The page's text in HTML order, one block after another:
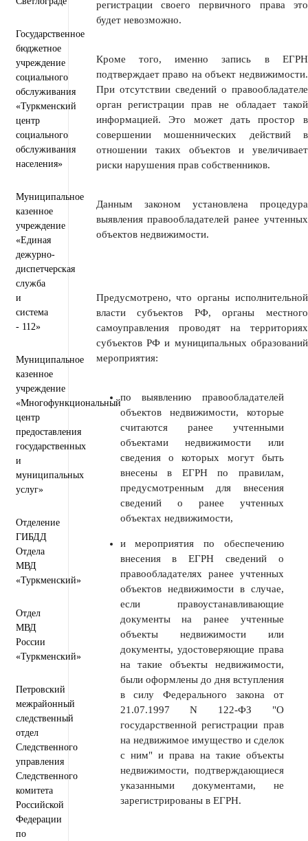
Государственное
бюджетное
учреждение
социального
обслуживания
«Туркменский
центр
социального
обслуживания
населения»
Муниципальное
казенное
учреждение
«Единая
дежурно-
диспетчерская
служба
и
система
- 112»
Муниципальное
казенное
учреждение
«Многофункциональный
центр
предоставления
государственных
и
муниципальных
услуг»
Отделение
ГИБДД
Отдела
МВД
«Туркменский»
Отдел
МВД
России
«Туркменский»
Петровский
межрайонный
следственный
отдел
Следственного
управления
Следственного
комитета
Российской
Федерации
по
регистрации своего первичного права это
будет невозможно.
Кроме того, именно запись в ЕГРН
подтверждает право на объект недвижимости.
При отсутствии сведений о правообладателе
орган регистрации прав не обладает такой
информацией. Это может дать простор в
совершении мошеннических действий в
отношении таких объектов и увеличивает
риски нарушения прав собственников.
Данным законом установлена процедура
выявления правообладателей ранее учтенных
объектов недвижимости.
Предусмотрено, что органы исполнительной
власти субъектов РФ, органы местного
самоуправления проводят на территориях
субъектов РФ и муниципальных образований
мероприятия:
по выявлению правообладателей
объектов недвижимости, которые
считаются ранее учтенными
объектами недвижимости или
сведения о которых могут быть
внесены в ЕГРН по правилам,
предусмотренным для внесения
сведений о ранее учтенных
объектах недвижимости,
и мероприятия по обеспечению
внесения в ЕГРН сведений о
правообладателях ранее учтенных
объектов недвижимости в случае,
если правоустанавливающие
документы на ранее учтенные
объекты недвижимости или
документы, удостоверяющие права
на такие объекты недвижимости,
были оформлены до дня вступления
в силу Федерального закона от
21.07.1997 N 122-ФЗ "О
государственной регистрации прав
на недвижимое имущество и сделок
с ним" и права на такие объекты
недвижимости, подтверждающиеся
указанными документами, не
зарегистрированы в ЕГРН.